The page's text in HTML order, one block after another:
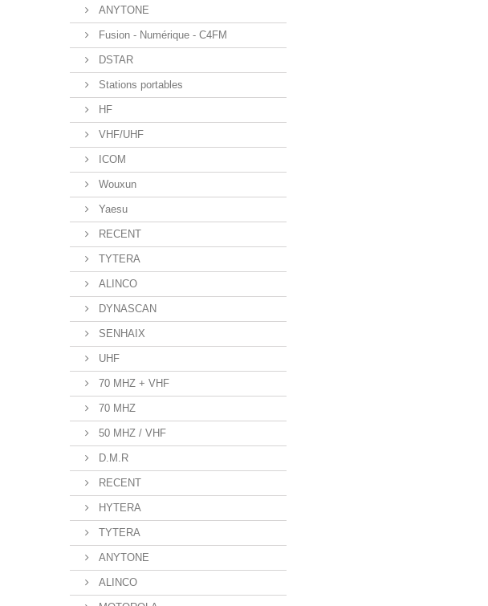
ANYTONE
Fusion - Numérique - C4FM
DSTAR
Stations portables
HF
VHF/UHF
ICOM
Wouxun
Yaesu
RECENT
TYTERA
ALINCO
DYNASCAN
SENHAIX
UHF
70 MHZ + VHF
70 MHZ
50 MHZ / VHF
D.M.R
RECENT
HYTERA
TYTERA
ANYTONE
ALINCO